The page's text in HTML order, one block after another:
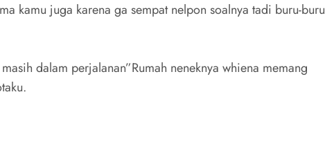
kamu juga karena ga sempat nelpon soalnya tadi buru-buru
dalam perjalanan”Rumah neneknya whiena memang